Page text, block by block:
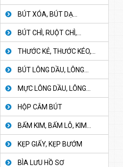
BÚT XÓA, BÚT DẠ...
BÚT CHÌ, RUỘT CHÌ,...
THƯỚC KẺ, THƯỚC KÉO,...
BÚT LÔNG DẦU, LÔNG...
MỰC LÔNG DẦU, LÔNG...
HỘP CẮM BÚT
BẤM KIM, BẤM LỖ, KIM...
KẸP GIẤY, KẸP BƯỚM
BÌA LƯU HỒ SƠ